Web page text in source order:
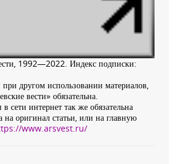
1992—2022. Индекс подписки:
другом использовании материалов,
вести» обязательна.
сети интернет так же обязательна
на оригинал статьи, или на главную
www.arsvest.ru/